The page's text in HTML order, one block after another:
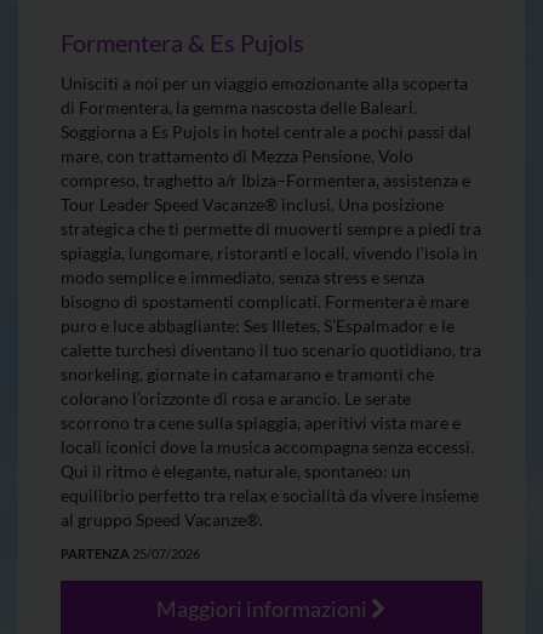
Formentera & Es Pujols
Unisciti a noi per un viaggio emozionante alla scoperta
di Formentera, la gemma nascosta delle Baleari.
Soggiorna a Es Pujols in hotel centrale a pochi passi dal
mare, con trattamento di Mezza Pensione, Volo
compreso, traghetto a/r Ibiza–Formentera, assistenza e
Tour Leader Speed Vacanze® inclusi. Una posizione
strategica che ti permette di muoverti sempre a piedi tra
spiaggia, lungomare, ristoranti e locali, vivendo l’isola in
modo semplice e immediato, senza stress e senza
bisogno di spostamenti complicati. Formentera è mare
puro e luce abbagliante: Ses Illetes, S’Espalmador e le
calette turchesi diventano il tuo scenario quotidiano, tra
snorkeling, giornate in catamarano e tramonti che
colorano l’orizzonte di rosa e arancio. Le serate
scorrono tra cene sulla spiaggia, aperitivi vista mare e
locali iconici dove la musica accompagna senza eccessi.
Qui il ritmo è elegante, naturale, spontaneo: un
equilibrio perfetto tra relax e socialità da vivere insieme
al gruppo Speed Vacanze®.
PARTENZA 25/07/2026
Maggiori informazioni